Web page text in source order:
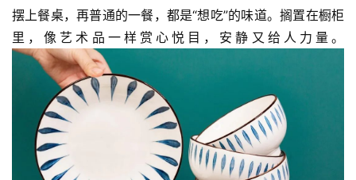
僧
音
摆上餐桌，再普通的一餐，都是“想吃”的味道。搁置在橱柜
里，像艺术品一样赏心悦目，安静又给人力量。